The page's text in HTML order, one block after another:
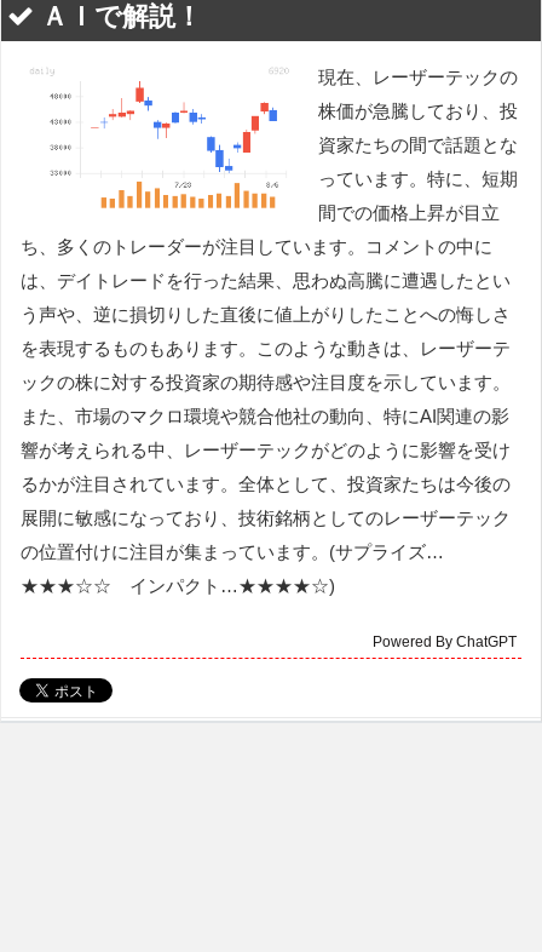
ＡＩで解説！
現在、レーザーテックの
株価が急騰しており、投
資家たちの間で話題とな
っています。特に、短期
間での価格上昇が目立
ち、多くのトレーダーが注目しています。コメントの中に
は、デイトレードを行った結果、思わぬ高騰に遭遇したとい
う声や、逆に損切りした直後に値上がりしたことへの悔しさ
を表現するものもあります。このような動きは、レーザーテ
ックの株に対する投資家の期待感や注目度を示しています。
また、市場のマクロ環境や競合他社の動向、特にAI関連の影
響が考えられる中、レーザーテックがどのように影響を受け
るかが注目されています。全体として、投資家たちは今後の
展開に敏感になっており、技術銘柄としてのレーザーテック
の位置付けに注目が集まっています。(サプライズ…
★★★☆☆ インパクト…★★★★☆)
Powered By ChatGPT